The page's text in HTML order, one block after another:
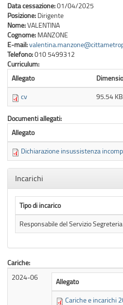
Data cessazione:01/04/2025
Posizione: Dirigente
Nome:VALENTINA
Cognome: MANZONE
E-mail:
Telefono:010 5499312
Curriculum:
Allegato
cv
95.54 KB
Documenti allegati:
Allegato
Dichiarazione insussistenza
Nascondi
Incarichi
Tipo di incarico
Responsabile del Servizio
Cariche:
2024-06
Allegato
Cariche e incarichi